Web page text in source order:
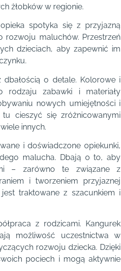
żłobków w regionie.
spotyka się z przyjazną
rozwoju maluchów. Przestrzeń
dzieciach, aby zapewnić im
o detale. Kolorowe i
rodzaju zabawki i materiały
nowych umiejętności i
cieszyć się zróżnicowanymi
innych.
i doświadczone opiekunki,
malucha. Dbają o to, aby
– zarówno te związane z
i tworzeniem przyjaznej
traktowane z szacunkiem i
z rodzicami. Kangurek
możliwość uczestnictwa w
rozwoju dziecka. Dzięki
pociech i mogą aktywnie